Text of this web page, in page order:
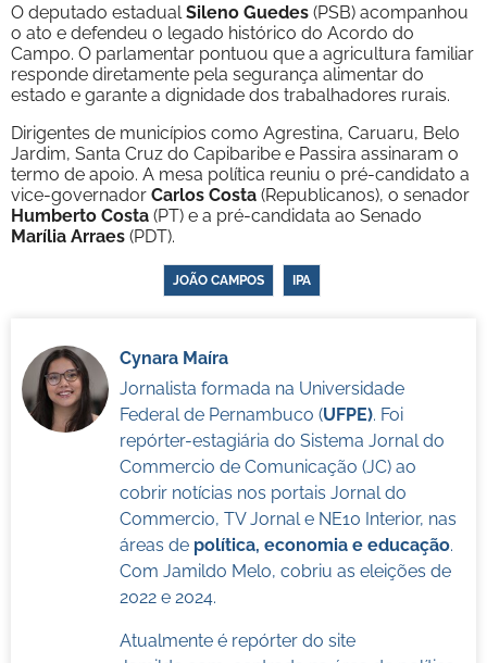
O deputado estadual Sileno Guedes (PSB) acompanhou
o ato e defendeu o legado histórico do Acordo do
Campo. O parlamentar pontuou que a agricultura familiar
responde diretamente pela segurança alimentar do
estado e garante a dignidade dos trabalhadores rurais.
Dirigentes de municípios como Agrestina, Caruaru, Belo
Jardim, Santa Cruz do Capibaribe e Passira assinaram o
termo de apoio. A mesa política reuniu o pré-candidato a
vice-governador Carlos Costa (Republicanos), o senador
Humberto Costa (PT) e a pré-candidata ao Senado
Marília Arraes (PDT).
JOÃO CAMPOS IPA
Cynara Maíra
Jornalista formada na Universidade
Federal de Pernambuco (UFPE). Foi
repórter-estagiária do Sistema Jornal do
Commercio de Comunicação (JC) ao
cobrir notícias nos portais Jornal do
Commercio, TV Jornal e NE10 Interior, nas
áreas de política, economia e educação.
Com Jamildo Melo, cobriu as eleições de
2022 e 2024.
Atualmente é repórter do site